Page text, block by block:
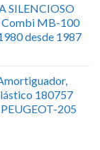
SILENCIOSO
Combi MB-100
desde 1987
180757
205